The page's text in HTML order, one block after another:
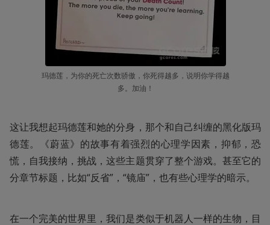
玛德莲，为你的死亡次数骄傲，你死得越多，说明你学得越
多。加油！
这让我想起玛德莲和她的分身，那个和自己纠缠的黑化版玛
德莲。《蔚蓝》的故事有着强烈的心理学因素，抑郁，恐
慌，自我接纳，挑战，这些主题贯穿了整个游戏。甚至它的
分章节标题，比如“反省”，“镜庙”，也有些心理学的暗示。
在一个完美的世界里，我们是类似于机器人一样的生物，目